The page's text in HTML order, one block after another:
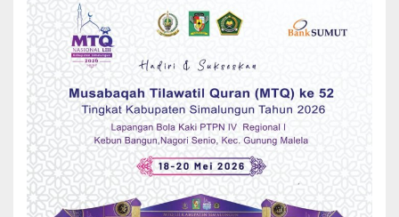
TPAKD Tahun 2024
Pemerintah Kabupaten (Pemkab) Simalungun menerima
penghargaan Tim Percepatan Akses Keuangan Daerah
(TPAKD) Tahun 2024 dari Otoritas Jasa Keuangan (OJK)
Provinsi Sumatera Utara (Prov. Sumut). Penghargaan...
Yuni Rafidhah December 4, 2024
READ MORE